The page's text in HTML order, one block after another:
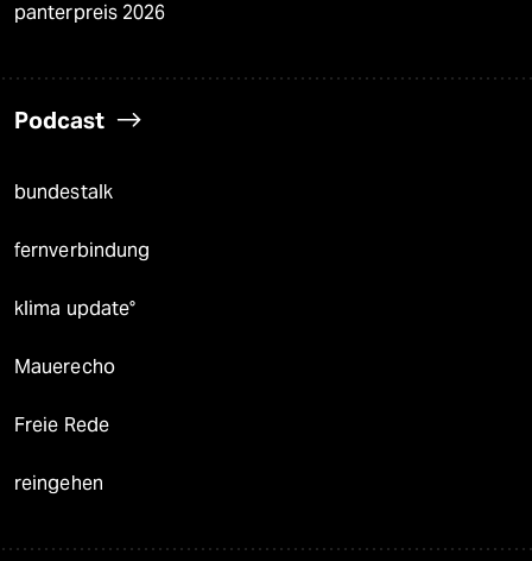
panterpreis 2026
Podcast
bundestalk
fernverbindung
klima update°
Mauerecho
Freie Rede
reingehen